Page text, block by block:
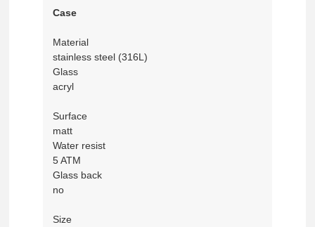
Case
Material
stainless steel (316L)
Glass
acryl
Surface
matt
Water resist
5 ATM
Glass back
no
Size